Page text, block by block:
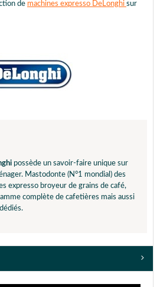
de machines expresso DeLonghi sur
possède un savoir-faire unique sur
Mastodonte (N°1 mondial) des
expresso broyeur de grains de café,
complète de cafetières mais aussi